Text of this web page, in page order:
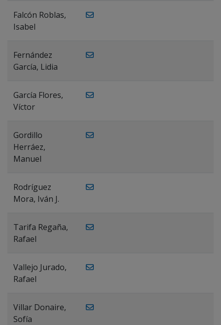
Falcón Roblas,
Isabel
Fernández
García, Lidia
García Flores,
Víctor
Gordillo
Herráez,
Manuel
Rodríguez
Mora, Iván J.
Tarifa Regaña,
Rafael
Vallejo Jurado,
Rafael
Villar Donaire,
Sofía